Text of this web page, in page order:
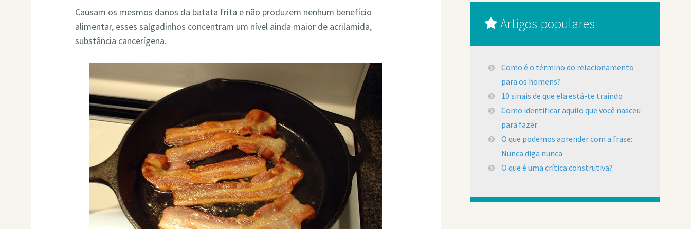
Causam os mesmos danos da batata frita e não produzem nenhum benefício
alimentar, esses salgadinhos concentram um nível ainda maior de acrilamida,
substância cancerígena.
Artigos populares
Como é o término do relacionamento
para os homens?
10 sinais de que ela está-te traindo
Como identificar aquilo que você nasceu
para fazer
O que podemos aprender com a frase:
Nunca diga nunca
O que é uma crítica construtiva?